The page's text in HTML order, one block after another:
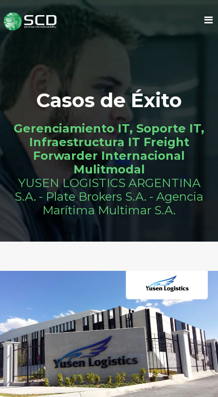
Casos de Éxito
Gerenciamiento IT, Soporte IT,
Infraestructura IT Freight
Forwarder Internacional
Mulitmodal
YUSEN LOGISTICS ARGENTINA
S.A. - Plate Brokers S.A. - Agencia
Marítima Multimar S.A.